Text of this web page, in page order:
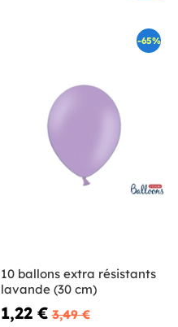
-65%
10 ballons extra résistants
lavande (30 cm)
1,22 € 3,49 €